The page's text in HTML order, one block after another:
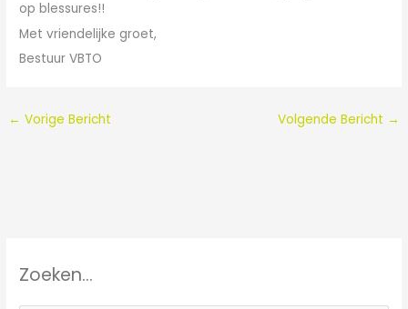
op blessures!!
Met vriendelijke groet,
Bestuur VBTO
← Vorige Bericht Volgende Bericht →
Zoeken…